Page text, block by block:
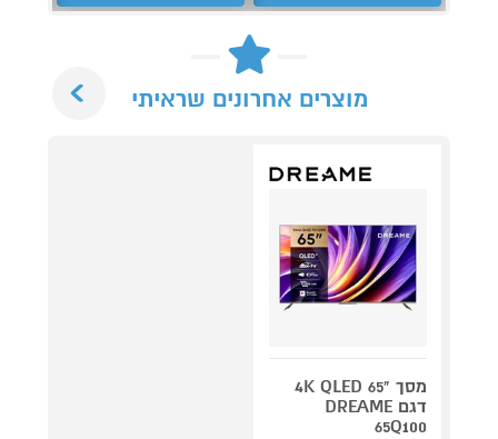
מוצרים אחרונים שראיתי
מסך "4K QLED 65
דגם DREAME
65Q100